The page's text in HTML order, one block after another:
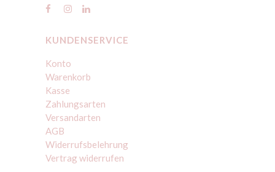
KUNDENSERVICE
Konto
Warenkorb
Kasse
Zahlungsarten
Versandarten
AGB
Widerrufsbelehrung
Vertrag widerrufen